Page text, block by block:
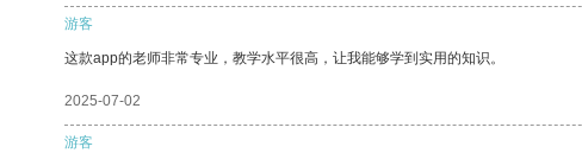
游客
这款app的老师非常专业，教学水平很高，让我能够学到实用的知识。
2025-07-02
游客